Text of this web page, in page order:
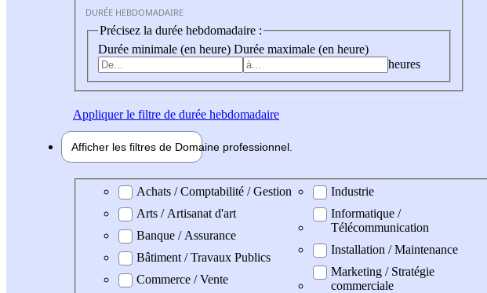
DURÉE HEBDOMADAIRE
Précisez la durée hebdomadaire :
Durée minimale (en heure) Durée maximale (en heure)
heures
Appliquerle filtre de durée hebdomadaire
Afficher les filtres de Domaine professionnel
Domaine professionel
Achats / Comptabilité / Gestion
Arts / Artisanat d'art
Banque / Assurance
Bâtiment / Travaux Publics
Commerce / Vente
Industrie
Informatique /
Télécommunication
Installation / Maintenance
Marketing / Stratégie
commerciale